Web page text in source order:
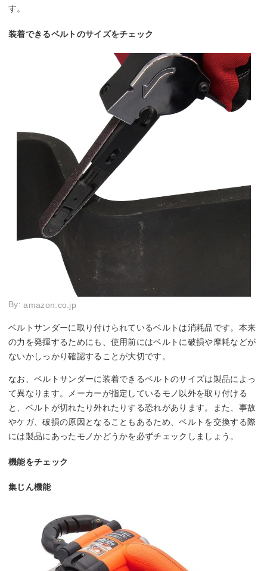
す。
装着できるベルトのサイズをチェック
By:amazon.co.jp
ベルトサンダーに取り付けられているベルトは消耗品です。本来
の力を発揮するためにも、使用前にはベルトに破損や摩耗などが
ないかしっかり確認することが大切です。
なお、ベルトサンダーに装着できるベルトのサイズは製品によっ
て異なります。メーカーが指定しているモノ以外を取り付ける
と、ベルトが切れたり外れたりする恐れがあります。また、事故
やケガ、破損の原因となることもあるため、ベルトを交換する際
には製品にあったモノかどうかを必ずチェックしましょう。
機能をチェック
集じん機能